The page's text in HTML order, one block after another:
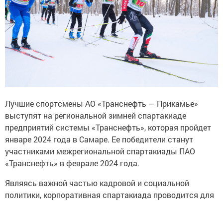
Лучшие спортсмены АО «Транснефть — Прикамье»
выступят на региональной зимней спартакиаде
предприятий системы «Транснефть», которая пройдет
январе 2024 года в Самаре. Ее победители станут
участниками межрегиональной спартакиады ПАО
«Транснефть» в феврале 2024 года.
Являясь важной частью кадровой и социальной
политики, корпоративная спартакиада проводится для